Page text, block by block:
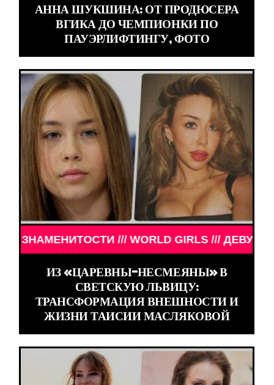
АННА ШУКШИНА: ОТ ПРОДЮСЕРА
ВГИКА ДО ЧЕМПИОНКИ ПО
ПАУЭРЛИФТИНГУ, ФОТО
GIRLS /// ДЕВУШКИ ЗНАМЕНИТОСТИ
ИЗ «ЦАРЕВНЫ-НЕСМЕЯНЫ» В
СВЕТСКУЮ ЛЬВИЦУ:
ТРАНСФОРМАЦИЯ ВНЕШНОСТИ И
ЖИЗНИ ТАИСИИ МАСЛЯКОВОЙ